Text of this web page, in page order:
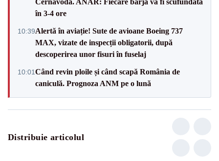
în 3-4 ore
10:39Alertă în aviație! Sute de avioane Boeing 737
MAX, vizate de inspecții obligatorii, după
descoperirea unor fisuri în fuselaj
10:01Când revin ploile și când scapă România de
caniculă. Prognoza ANM pe o lună
Distribuie articolul